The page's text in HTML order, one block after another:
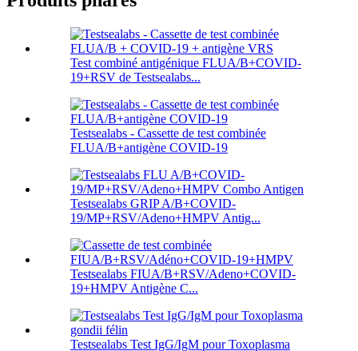
Test combiné antigénique FLUA/B+COVID-
19+RSV de Testsealabs...
Testsealabs - Cassette de test combinée
FLUA/B+antigène COVID-19
Testsealabs GRIP A/B+COVID-
19/MP+RSV/Adeno+HMPV Antig...
Testsealabs FIUA/B+RSV/Adeno+COVID-
19+HMPV Antigène C...
Testsealabs Test IgG/IgM pour Toxoplasma